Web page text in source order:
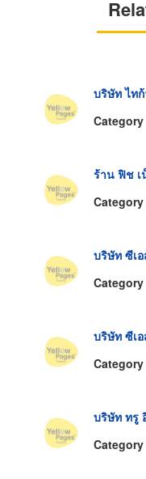
บริษัท ไท
Category
ร้าน ฟิช เ
Category
บริษัท ซีเ
Category
บริษัท ซีเ
Category
บริษัท ทรู
Category